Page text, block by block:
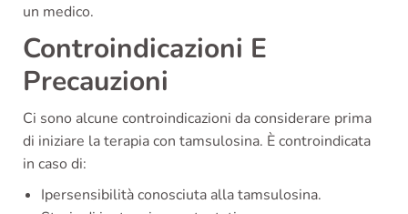
un medico.
Controindicazioni E
Precauzioni
Ci sono alcune controindicazioni da considerare prima
di iniziare la terapia con tamsulosina. È controindicata
in caso di:
Ipersensibilità conosciuta alla tamsulosina.